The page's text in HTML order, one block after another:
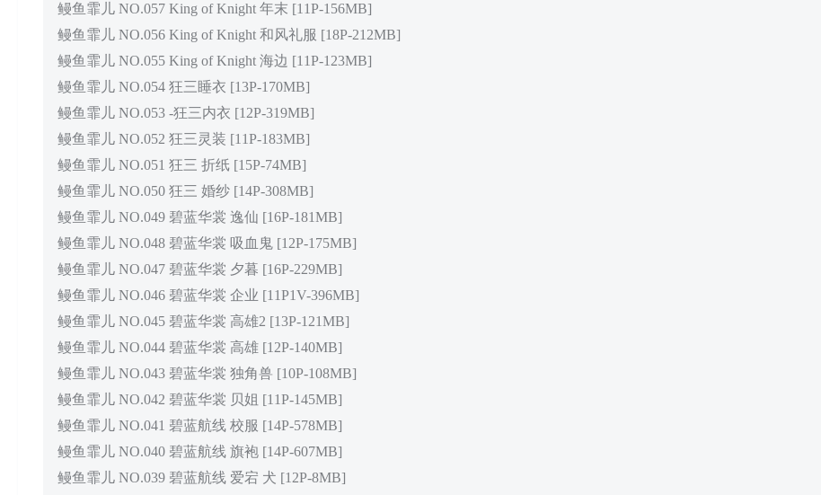
鳗鱼霏儿 NO.057 King of Knight 年末 [11P-156MB]
鳗鱼霏儿 NO.056 King of Knight 和风礼服 [18P-212MB]
鳗鱼霏儿 NO.055 King of Knight 海边 [11P-123MB]
鳗鱼霏儿 NO.054 狂三睡衣 [13P-170MB]
鳗鱼霏儿 NO.053 -狂三内衣 [12P-319MB]
鳗鱼霏儿 NO.052 狂三灵装 [11P-183MB]
鳗鱼霏儿 NO.051 狂三 折纸 [15P-74MB]
鳗鱼霏儿 NO.050 狂三 婚纱 [14P-308MB]
鳗鱼霏儿 NO.049 碧蓝华裳 逸仙 [16P-181MB]
鳗鱼霏儿 NO.048 碧蓝华裳 吸血鬼 [12P-175MB]
鳗鱼霏儿 NO.047 碧蓝华裳 夕暮 [16P-229MB]
鳗鱼霏儿 NO.046 碧蓝华裳 企业 [11P1V-396MB]
鳗鱼霏儿 NO.045 碧蓝华裳 高雄2 [13P-121MB]
鳗鱼霏儿 NO.044 碧蓝华裳 高雄 [12P-140MB]
鳗鱼霏儿 NO.043 碧蓝华裳 独角兽 [10P-108MB]
鳗鱼霏儿 NO.042 碧蓝华裳 贝姐 [11P-145MB]
鳗鱼霏儿 NO.041 碧蓝航线 校服 [14P-578MB]
鳗鱼霏儿 NO.040 碧蓝航线 旗袍 [14P-607MB]
鳗鱼霏儿 NO.039 碧蓝航线 爱宕 犬 [12P-8MB]